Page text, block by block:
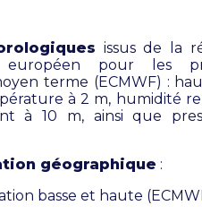
issus de la
pour les
terme (ECMWF) :
à 2 m, humidité
à 10 m, ainsi que
géographique :
basse et haute